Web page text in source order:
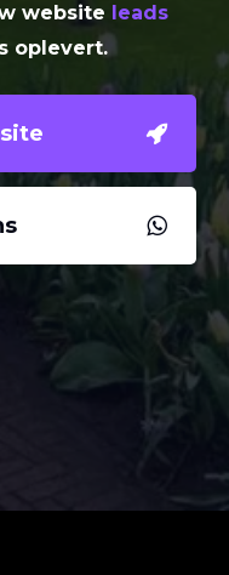
website leads
oplevert.